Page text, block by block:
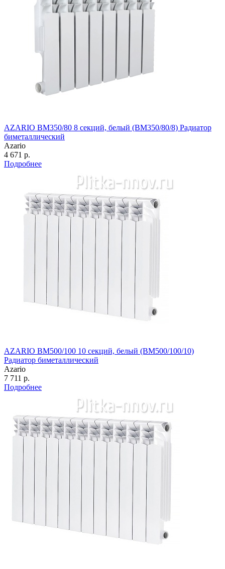
AZARIO BM350/80 8 секций, белый (BM350/80/8) Радиатор
биметаллический
Azario
4 671 р.
Подробнее
AZARIO BM500/100 10 секций, белый (BM500/100/10)
Радиатор биметаллический
Azario
7 711 р.
Подробнее